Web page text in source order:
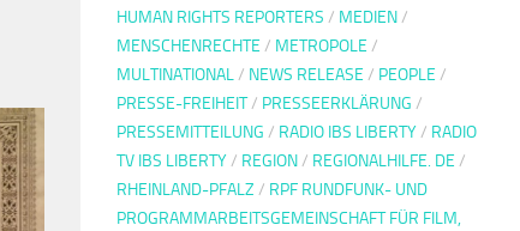
HUMAN RIGHTS REPORTERS / MEDIEN/
MENSCHENRECHTE / METROPOLE /
MULTINATIONAL/ NEWS RELEASE / PEOPLE /
PRESSE-FREIHEIT/ PRESSEERKLÄRUNG /
PRESSEMITTEILUNG / RADIO IBS LIBERTY/ RADIO
TV IBS LIBERTY/ REGION/ REGIONALHILFE. DE /
RHEINLAND-PFALZ / RPF RUNDFUNK- UND
PROGRAMMARBEITSGEMEINSCHAFT FÜR FILM,